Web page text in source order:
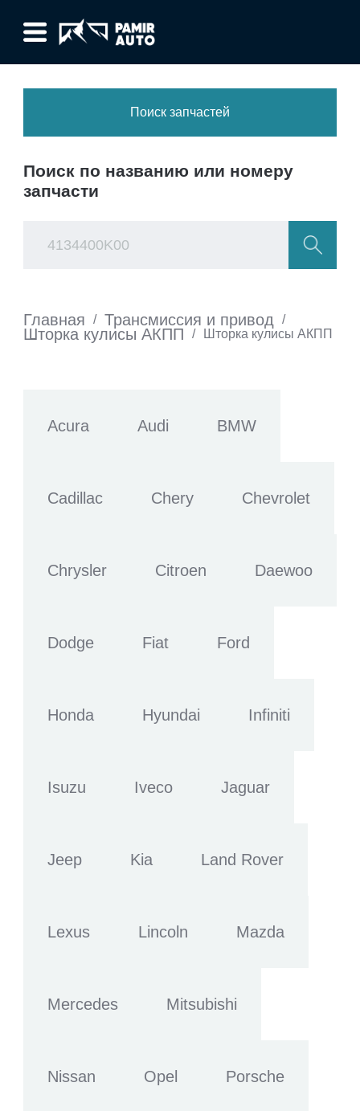
Поиск запчастей
Поиск по названию или номеру
запчасти
Главная / Трансмиссия и привод /
Шторка кулисы АКПП / Шторка кулисы АКПП
Acura Audi BMW
Cadillac Chery Chevrolet
Chrysler Citroen Daewoo
Dodge Fiat Ford
Honda Hyundai Infiniti
Isuzu Iveco Jaguar
Jeep Kia Land Rover
Lexus Lincoln Mazda
Mercedes Mitsubishi
Nissan Opel Porsche